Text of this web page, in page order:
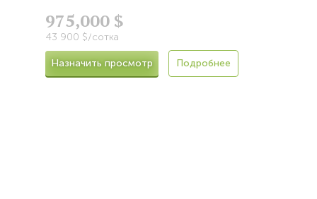
975,000 $
43 900 $/сотка
Назначить просмотр Подробнее